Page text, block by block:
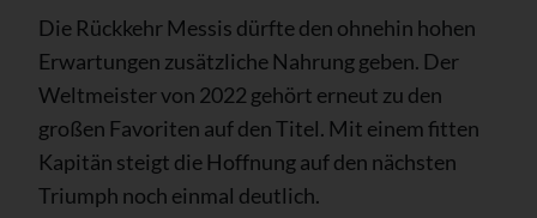
Die Rückkehr Messis dürfte den ohnehin hohen
Erwartungen zusätzliche Nahrung geben. Der
Weltmeister von 2022 gehört erneut zu den
großen Favoriten auf den Titel. Mit einem fitten
Kapitän steigt die Hoffnung auf den nächsten
Triumph noch einmal deutlich.